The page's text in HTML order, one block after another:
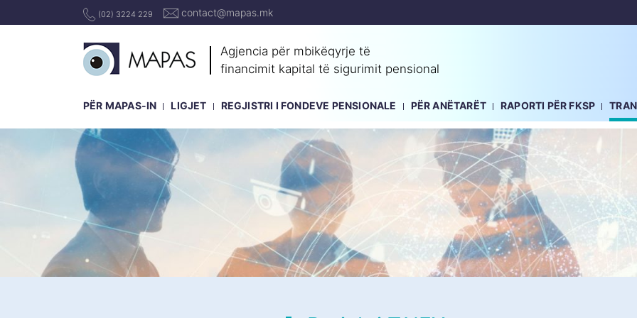
(02) 3224 229 contact@mapas.mk
Agjencia për mbikëqyrje të
financimit kapital të sigurimit pensional
PËR MAPAS-IN LIGJET REGJISTRI I FONDEVE PENSIONALE PËR ANËTARËT RAPORTI PËR FKSP